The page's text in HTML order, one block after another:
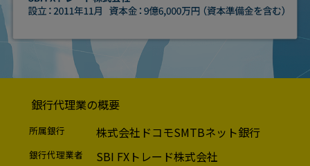
銀行代理業の概要
所属銀行 株式会社ドコモSMTBネット銀行
銀行代理業者 SBI FXトレード株式会社